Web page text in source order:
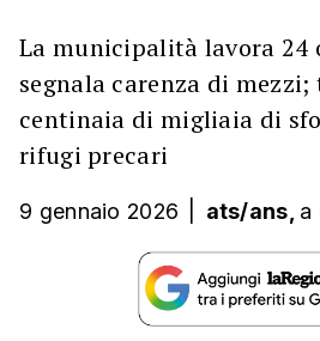
La municipalità lavora 24
segnala carenza di mezzi;
centinaia di migliaia di
rifugi precari
9 gennaio 2026 ats/ans, a